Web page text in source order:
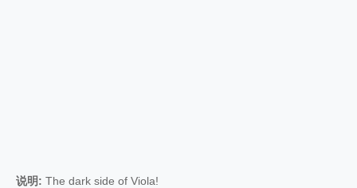
说明: The dark side of Viola!